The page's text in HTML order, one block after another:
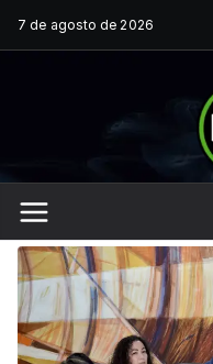
Saltar
al
7 de agosto de 2026